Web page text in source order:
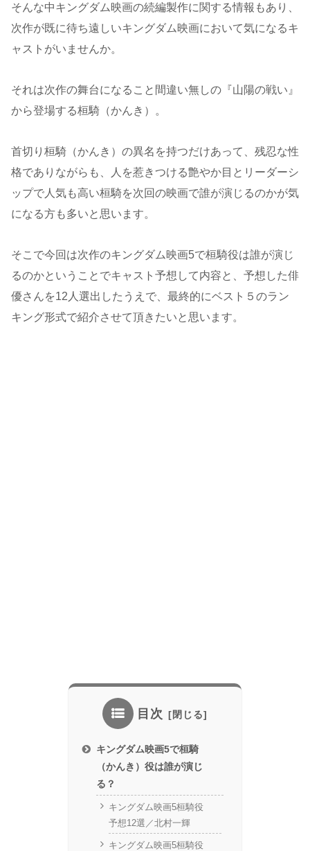
そんな中キングダム映画の続編製作に関する情報もあり、
次作が既に待ち遠しいキングダム映画において気になるキ
ャストがいませんか。
それは次作の舞台になること間違い無しの『山陽の戦い』
から登場する桓騎（かんき）。
首切り桓騎（かんき）の異名を持つだけあって、残忍な性
格でありながらも、人を惹きつける艶やか目とリーダーシ
ップで人気も高い桓騎を次回の映画で誰が演じるのかが気
になる方も多いと思います。
そこで今回は次作のキングダム映画5で桓騎役は誰が演じ
るのかということでキャスト予想して内容と、予想した俳
優さんを12人選出したうえで、最終的にベスト５のラン
キング形式で紹介させて頂きたいと思います。
目次
キングダム映画5で桓騎
（かんき）役は誰が演じ
る？
キングダム映画5桓騎役
予想12選／北村一輝
キングダム映画5桓騎役